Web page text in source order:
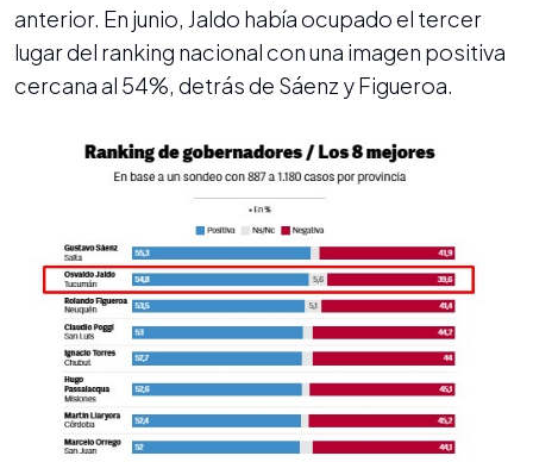
anterior. En junio, Jaldo había ocupado el tercer
lugar del ranking nacional con una imagen positiva
cercana al 54%, detrás de Sáenz y Figueroa.